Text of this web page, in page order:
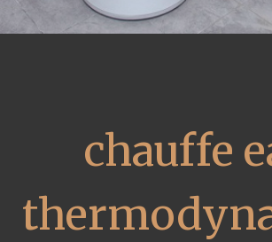
chauffe